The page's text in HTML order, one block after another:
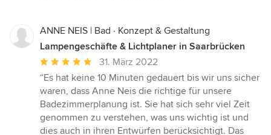
ANNE NEIS | Bad · Konzept & Gestaltung
Lampengeschäfte & Lichtplaner in Saarbrücken
Durchschnittliche
Bewertung:
5
von
5
Sternen
31. März 2022
“Es hat keine 10 Minuten gedauert bis wir uns sicher
waren, dass Anne Neis die richtige für unsere
Badezimmerplanung ist. Sie hat sich sehr viel Zeit
genommen zu verstehen, was uns wichtig ist und
dies auch in ihren Entwürfen berücksichtigt. Das